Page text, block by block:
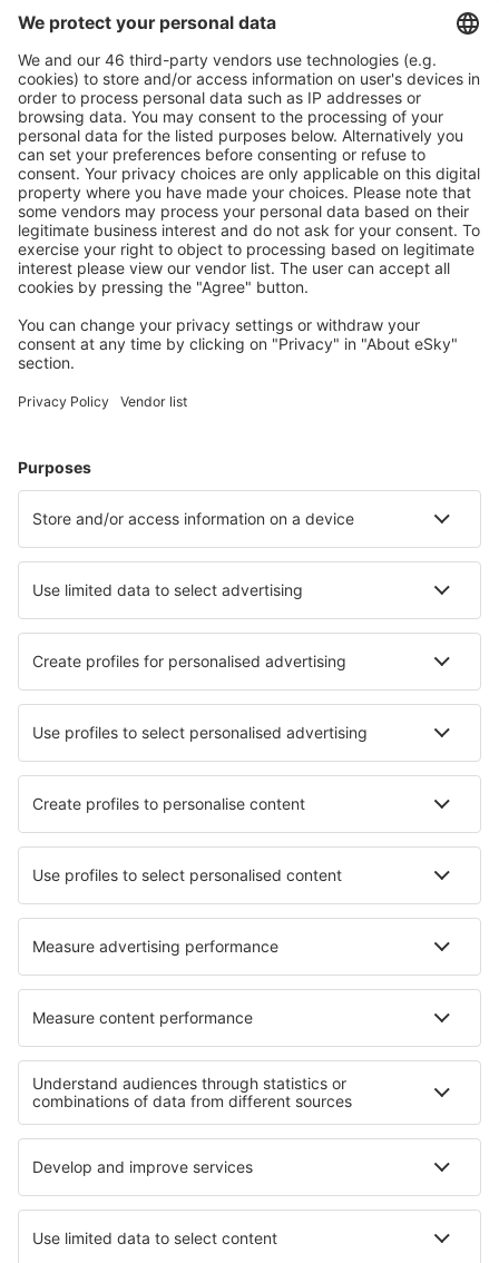
Sicher planen
Buchen ohne Sorgen mit einer kostenlosen
Stornierungsoption.
Mehr sparen
Attraktive Preise und Spezialangebote für eingeloggte
Benutzer.
Unterkünfte, die Sie mögen
Wählen Sie aus über 1,3 Millionen Unterkünften: Hotels,
Meist gesuchte Hotels von eSky-Nutzern
Hotels in Bodrum Hotels in Kaş Hotels in Antalya
Hotels in Ortaca Hotels in Balikesir Hotels in Denizli
Hotels in Trabzon
Die besten Hotels - Städte
Hotels in Martinengo Hotels in Suwalki
Hotels in La Roche Bernard Hotels in Nesselwang
Hotels in Dersingham Hotels Vicdessos
Hotels in Stoke Hotels in Monroe
Die besten Hotels - Regionen
Hotels in Izmir Hotels an der Ägäischen Riviera
Hotels an der Marmara Küste Hotels auf der Eastern Anatolia
Hotels in Bodrum Hotels in Veraguas
Hotels auf der Mecklenburger Seenplatte Hotels auf Nosy Be
Hotels auf Mahé Hotels in Mesa Verde National Park